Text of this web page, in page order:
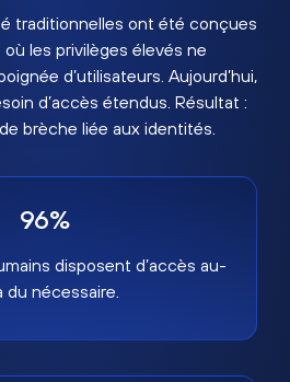
traditionnelles ont été conçues
les privilèges élevés ne
d’utilisateurs. Aujourd’hui,
d’accès étendus. Résultat :
brèche liée aux identités.
96%
disposent d’accès au-
du nécessaire.